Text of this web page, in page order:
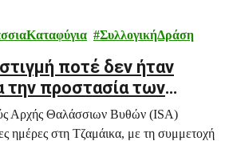
ΣυλλογικήΔράση
ποτέ δεν ήταν
την προστασία των
εξορύξεις βαθέων
Αρχής Θαλάσσιων Βυθών (ISA)
ημέρες στη Τζαμάικα, με τη συμμετοχή